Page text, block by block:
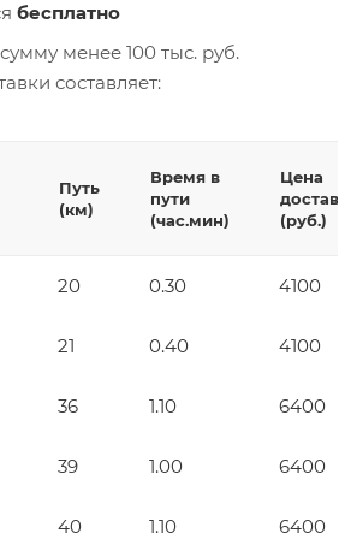
бесплатно
менее 100 тыс. руб.
составляет:
Путь
(км)
Время в
пути
(час.мин)
Цена
(руб.)
20 0.30 4100
21 0.40 4100
36 1.10 6400
39 1.00 6400
40 1.10 6400